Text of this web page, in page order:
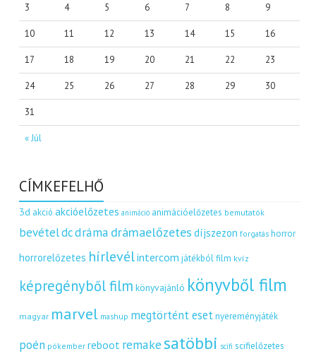
« Júl
3 4 5 6 7 8 9
10 11 12 13 14 15 16
17 18 19 20 21 22 23
24 25 26 27 28 29 30
31
CÍMKEFELHŐ
3d akció akcióelőzetes animáció animációelőzetes bemutatók
bevételdcdráma drámaelőzetes díjszezon forgatás horror
horrorelőzetes hírlevélintercom játékból film kvíz
képregényből film könyvajánló könyvből film
magyar marvel mashup megtörtént eset nyereményjáték
poén pókember reboot remakesatöbbi scifi scifielőzetes